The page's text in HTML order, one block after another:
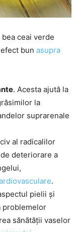
ceai verde
bun asupra
. Acesta ajută la
la
suprarenale
al radicalilor
deteriorare a
.
pielii și
problemelor
sănătății vaselor